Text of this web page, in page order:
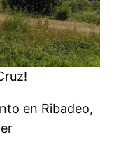
en Ribadeo,